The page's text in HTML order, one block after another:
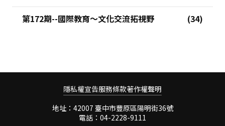
第172期--國際教育～文化交流拓視野
隱私權宣告服務條款著作權聲明
地址：42007 臺中市豐原區陽明街36號
電話：04-2228-9111